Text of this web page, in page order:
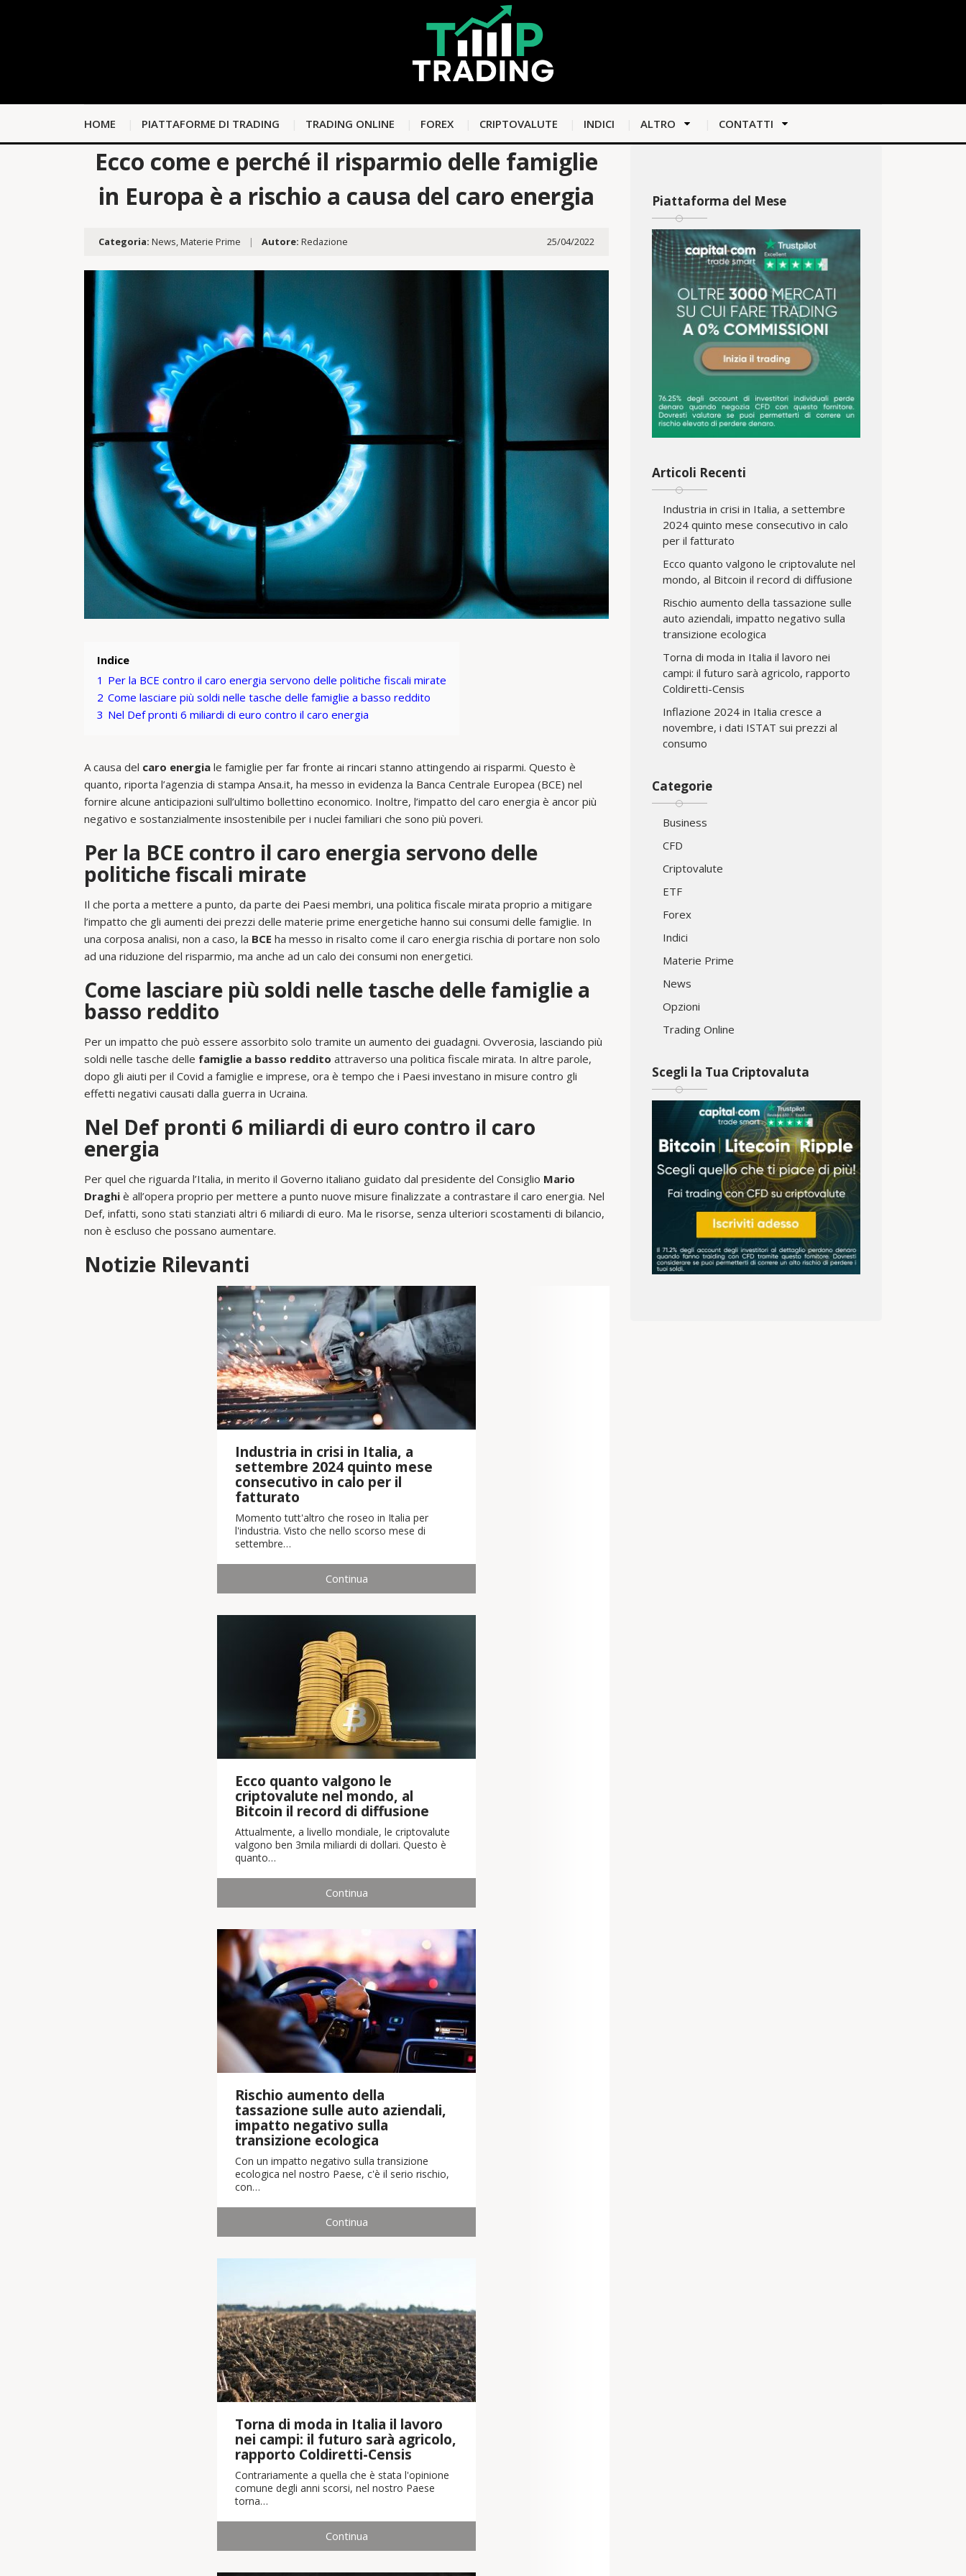
HOME PIATTAFORME DI TRADING TRADING ONLINE FOREX CRIPTOVALUTE INDICI ALTRO CONTATTI
Ecco come e perché il risparmio delle famiglie
in Europa è a rischio a causa del caro energia
Categoria: News,Materie Prime | Autore: Redazione 25/04/2022
Indice
1 Per la BCE contro il caro energia servono delle politiche fiscali mirate
2 Come lasciare più soldi nelle tasche delle famiglie a basso reddito
3 Nel Def pronti 6 miliardi di euro contro il caro energia
A causa del caro energia le famiglie per far fronte ai rincari stanno attingendo ai risparmi. Questo è
quanto, riporta l’agenzia di stampa Ansa.it, ha messo in evidenza la Banca Centrale Europea (BCE) nel
fornire alcune anticipazioni sull’ultimo bollettino economico. Inoltre, l’impatto del caro energia è ancor più
negativo e sostanzialmente insostenibile per i nuclei familiari che sono più poveri.
Per la BCE contro il caro energia servono delle
politiche fiscali mirate
Il che porta a mettere a punto, da parte dei Paesi membri, una politica fiscale mirata proprio a mitigare
l’impatto che gli aumenti dei prezzi delle materie prime energetiche hanno sui consumi delle famiglie. In
una corposa analisi, non a caso, la BCE ha messo in risalto come il caro energia rischia di portare non solo
ad una riduzione del risparmio, ma anche ad un calo dei consumi non energetici.
Come lasciare più soldi nelle tasche delle famiglie a
basso reddito
Per un impatto che può essere assorbito solo tramite un aumento dei guadagni. Ovverosia, lasciando più
soldi nelle tasche delle famiglie a basso reddito attraverso una politica fiscale mirata. In altre parole,
dopo gli aiuti per il Covid a famiglie e imprese, ora è tempo che i Paesi investano in misure contro gli
effetti negativi causati dalla guerra in Ucraina.
Nel Def pronti 6 miliardi di euro contro il caro
energia
Per quel che riguarda l’Italia, in merito il Governo italiano guidato dal presidente del Consiglio Mario
Draghi è all’opera proprio per mettere a punto nuove misure finalizzate a contrastare il caro energia. Nel
Def, infatti, sono stati stanziati altri 6 miliardi di euro. Ma le risorse, senza ulteriori scostamenti di bilancio,
non è escluso che possano aumentare.
Notizie Rilevanti
Industria in crisi in Italia, a
settembre 2024 quinto mese
consecutivo in calo per il
fatturato
Momento tutt'altro che roseo in Italia per
l'industria. Visto che nello scorso mese di
settembre…
Continua
Ecco quanto valgono le
criptovalute nel mondo, al
Bitcoin il record di diffusione
Attualmente, a livello mondiale, le criptovalute
valgono ben 3mila miliardi di dollari. Questo è
quanto…
Continua
Rischio aumento della
tassazione sulle auto aziendali,
impatto negativo sulla
transizione ecologica
Con un impatto negativo sulla transizione
ecologica nel nostro Paese, c'è il serio rischio,
con…
Continua
Torna di moda in Italia il lavoro
nei campi: il futuro sarà agricolo,
rapporto Coldiretti-Censis
Contrariamente a quella che è stata l'opinione
comune degli anni scorsi, nel nostro Paese
torna…
Continua
Piattaforma del Mese
Articoli Recenti
Industria in crisi in Italia, a settembre
2024 quinto mese consecutivo in calo
per il fatturato
Ecco quanto valgono le criptovalute nel
mondo, al Bitcoin il record di diffusione
Rischio aumento della tassazione sulle
auto aziendali, impatto negativo sulla
transizione ecologica
Torna di moda in Italia il lavoro nei
campi: il futuro sarà agricolo, rapporto
Coldiretti-Censis
Inflazione 2024 in Italia cresce a
novembre, i dati ISTAT sui prezzi al
consumo
Categorie
Business
CFD
Criptovalute
ETF
Forex
Indici
Materie Prime
News
Opzioni
Trading Online
Scegli la Tua Criptovaluta